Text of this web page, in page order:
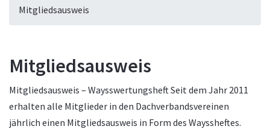
Mitgliedsausweis
Mitgliedsausweis
Mitgliedsausweis – Waysswertungsheft Seit dem Jahr 2011
erhalten alle Mitglieder in den Dachverbandsvereinen
jährlich einen Mitgliedsausweis in Form des Wayssheftes.